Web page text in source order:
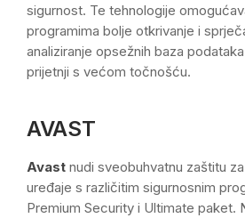
sigurnost. Te tehnologije
programima bolje otkrivanje i
analiziranje opsežnih baza
prijetnji s većom točnošću.
AVAST
Avast nudi sveobuhvatnu zaštitu
uređaje s različitim sigurnosnim
Premium Security i Ultimate paket.